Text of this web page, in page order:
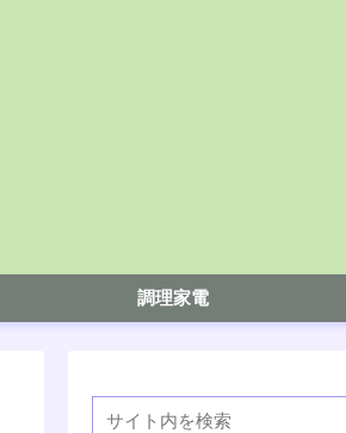
調理家電